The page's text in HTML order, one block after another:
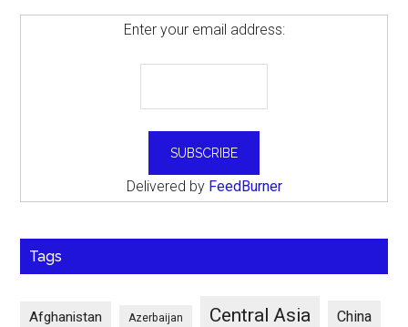
Enter your email address:
Delivered by FeedBurner
Tags
Afghanistan Azerbaijan Central Asia China